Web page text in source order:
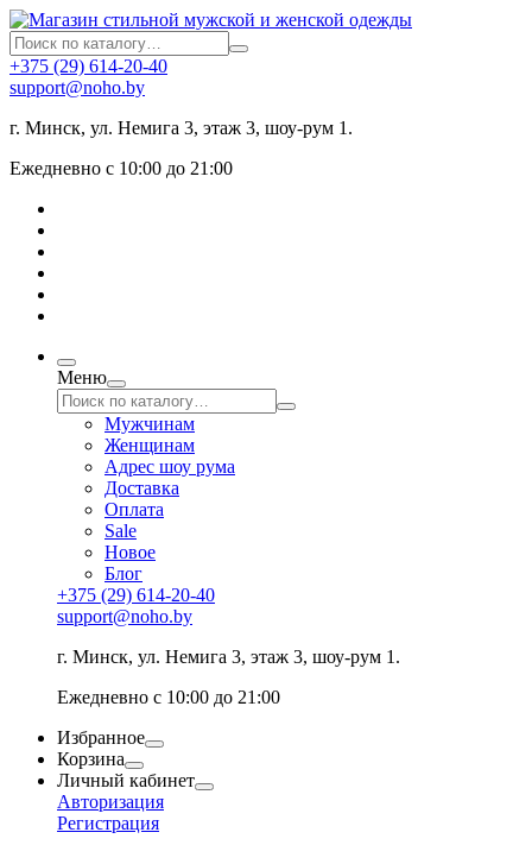
+375 (29) 614-20-40
support@noho.by
г. Минск, ул. Немига 3, этаж 3, шоу-рум 1.
Ежедневно с 10:00 до 21:00
Меню
Мужчинам
Женщинам
Адрес шоу рума
Доставка
Оплата
Sale
Новое
Блог
+375 (29) 614-20-40
support@noho.by
г. Минск, ул. Немига 3, этаж 3, шоу-рум 1.
Ежедневно с 10:00 до 21:00
Избранное
Корзина
Личный кабинет
Авторизация
Регистрация